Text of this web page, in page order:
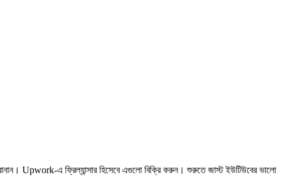
Upwork-এ ফ্রিল্যান্সার হিসেবে এগুলো বিক্রি করুন। শুরুতে জাস্ট ইউটিউবের ভালো